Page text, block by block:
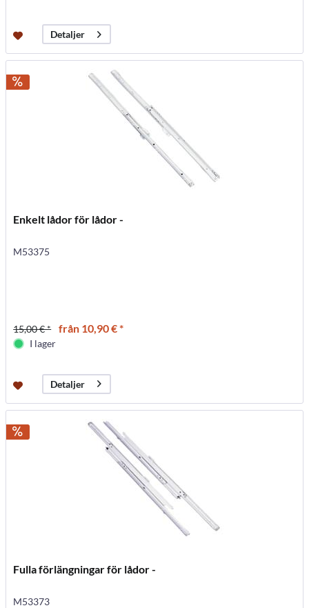
Detaljer
Enkelt lådor för lådor -
M53375
15,00 € * från 10,90 € *
I lager
Detaljer
Fulla förlängningar för lådor -
M53373